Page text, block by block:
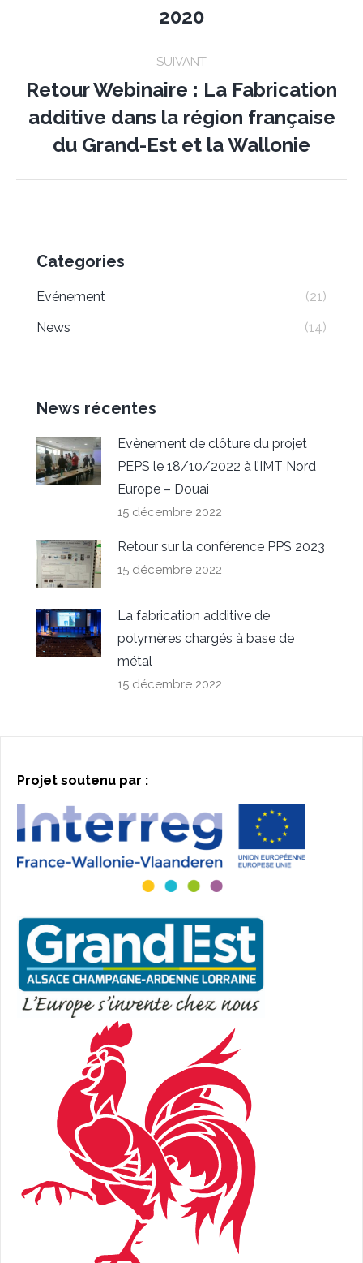
post:
2020
SUIVANT
Next
post:
Retour Webinaire : La Fabrication
additive dans la région française
du Grand-Est et la Wallonie
Categories
Evénement
(21)
News
(14)
News récentes
Evènement de clôture du projet
PEPS le 18/10/2022 à l’IMT Nord
Europe – Douai
15 décembre 2022
Retour sur la conférence PPS 2023
15 décembre 2022
La fabrication additive de
polymères chargés à base de
métal
15 décembre 2022
Projet soutenu par :